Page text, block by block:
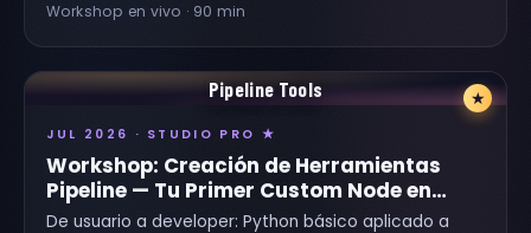
Workshop en vivo · 90 min
★
Pipeline Tools
JUL 2026 · STUDIO PRO ★
Workshop: Creación de Herramientas
Pipeline — Tu Primer Custom Node en
ComfyUI
De usuario a developer: Python básico aplicado a